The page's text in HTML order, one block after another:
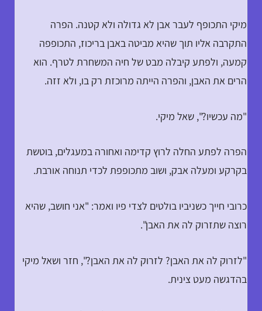
מיקי התכופף לעבר אבן לא גדולה ולא קטנה. הפרה
התקרבה אליו תוך שהיא מביטה באבן בריכוז, התכופפה
קמעה, ולפתע קיבלה מבט של חיה המשחרת לטרף. הוא
הרים את האבן, והפרה הייתה מרוכזת רק בו, ולא זזה.
"מה עכשיו?", שאל מיקי.
הפרה לפתע החלה לרוץ קדימה ואחורה במעגלים, בוטשת
בקרקע ומעלה אבק, ושוב מתכופפת לכדי תנוחה אורבת.
כרובי חייך כשניביו בולטים לצדי פיו ואמר: "אני חושב, שהיא
רוצה שתזרוק לה את האבן".
"לזרוק לה את האבן? לזרוק לה את האבן?", חזר ושאל מיקי
בהדגשה מעט צינית.